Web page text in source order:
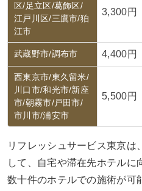
区/足立区/葛飾区/
江戸川区/三鷹市/狛
江市
3,300円
武蔵野市/調布市 4,400円
西東京市/東久留米/
川口市/和光市/新座
市/朝霧市/戸田市/
市川市/浦安市
5,500円
リフレッシュサービス東京は
して、自宅や滞在先ホテルに
数十件のホテルでの施術が可